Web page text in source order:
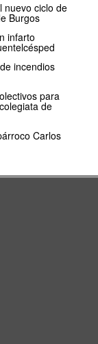
nuevo ciclo de
Burgos
infarto
incendios
para
de
Carlos